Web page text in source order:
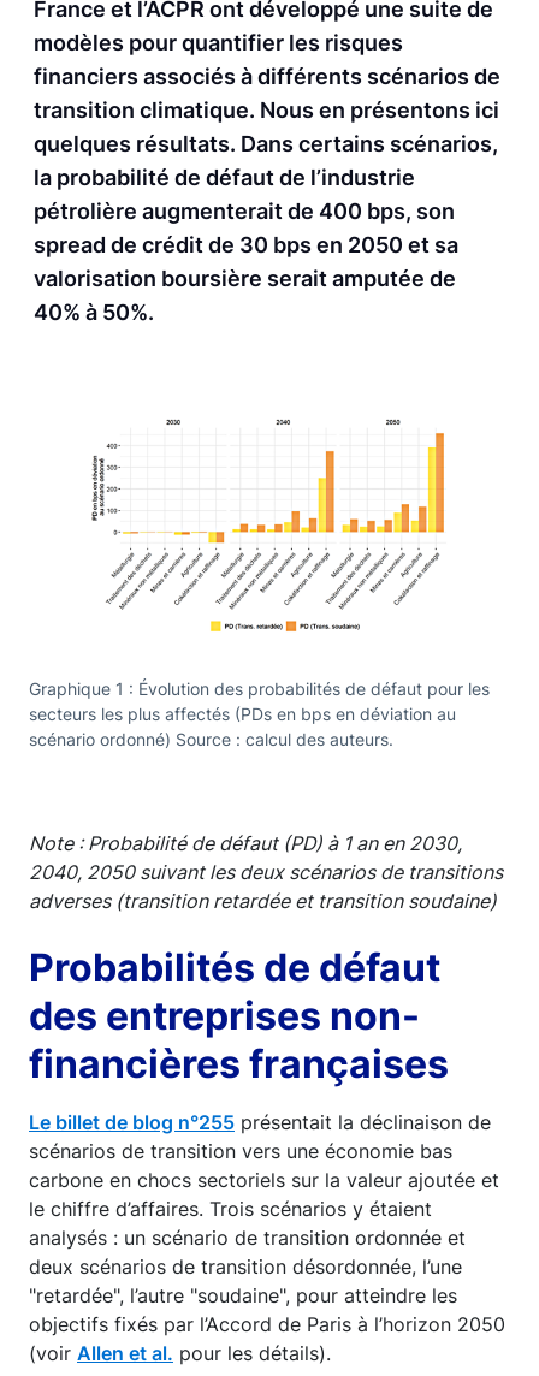
France et l’ACPR ont développé une suite de
modèles pour quantifier les risques
financiers associés à différents scénarios de
transition climatique. Nous en présentons ici
quelques résultats. Dans certains scénarios,
la probabilité de défaut de l’industrie
pétrolière augmenterait de 400 bps, son
spread de crédit de 30 bps en 2050 et sa
valorisation boursière serait amputée de
40% à 50%.
Graphique 1 : Évolution des probabilités de défaut pour les
secteurs les plus affectés (PDs en bps en déviation au
scénario ordonné) Source : calcul des auteurs.
Note : Probabilité de défaut (PD) à 1 an en 2030,
2040, 2050 suivant les deux scénarios de transitions
adverses (transition retardée et transition soudaine)
Probabilités de défaut
des entreprises non-
financières françaises
Le billet de blog n°255 présentait la déclinaison de
scénarios de transition vers une économie bas
carbone en chocs sectoriels sur la valeur ajoutée et
le chiffre d’affaires. Trois scénarios y étaient
analysés : un scénario de transition ordonnée et
deux scénarios de transition désordonnée, l’une
"retardée", l’autre "soudaine", pour atteindre les
objectifs fixés par l’Accord de Paris à l’horizon 2050
(voir Allen et al. pour les détails).